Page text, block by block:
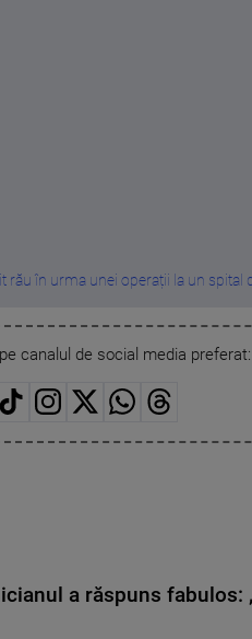
în urma unei operații la un spital
canalul de social media preferat:
a răspuns fabulos: